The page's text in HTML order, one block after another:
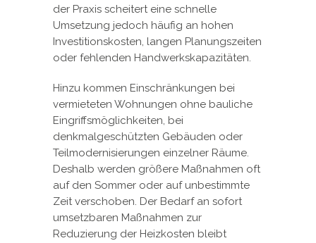
der Praxis scheitert eine schnelle
Umsetzung jedoch häufig an hohen
Investitionskosten, langen Planungszeiten
oder fehlenden Handwerkskapazitäten.
Hinzu kommen Einschränkungen bei
vermieteten Wohnungen ohne bauliche
Eingriffsmöglichkeiten, bei
denkmalgeschützten Gebäuden oder
Teilmodernisierungen einzelner Räume.
Deshalb werden größere Maßnahmen oft
auf den Sommer oder auf unbestimmte
Zeit verschoben. Der Bedarf an sofort
umsetzbaren Maßnahmen zur
Reduzierung der Heizkosten bleibt